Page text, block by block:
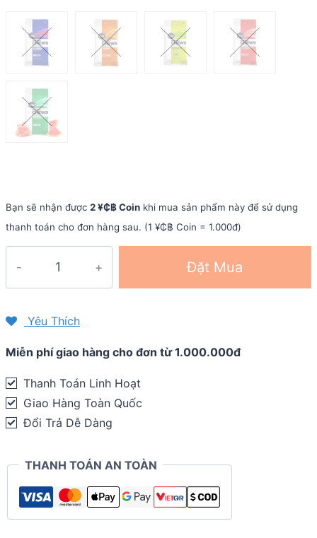
Bạn sẽ nhận được 2 ¥₵฿ Coin khi mua sản phẩm này để sử dụng
thanh toán cho đơn hàng sau. (1 ¥₵฿ Coin = 1.000đ)
sung
lượng
GU
Energy
Chews
Đặt Mua
Yêu Thích
Miễn phí giao hàng cho đơn từ 1.000.000đ
Thanh Toán Linh Hoạt
Giao Hàng Toàn Quốc
Đổi Trả Dễ Dàng
THANH TOÁN AN TOÀN